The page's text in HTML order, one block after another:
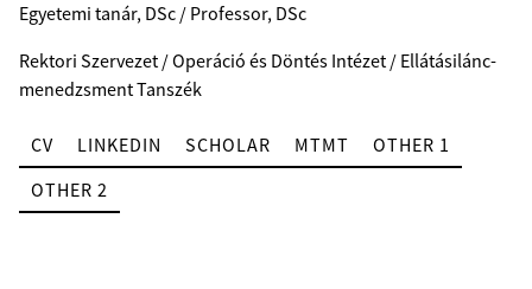
Egyetemi tanár, DSc / Professor, DSc
Rektori Szervezet / Operáció és Döntés Intézet / Ellátásilánc-
menedzsment Tanszék
CV LINKEDIN SCHOLAR MTMT
OTHER 1
OTHER 2